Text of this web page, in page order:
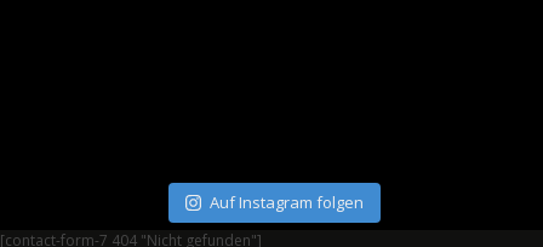
Auf Instagram folgen
[contact-form-7 404 "Nicht gefunden"]